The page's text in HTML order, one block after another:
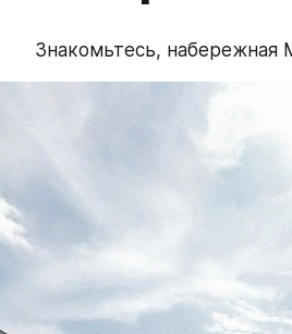
Знакомьтесь, набережная